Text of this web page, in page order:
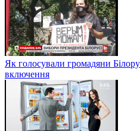
Як голосували громадяни
включення